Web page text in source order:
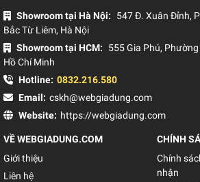
Showroom tại Hà Nội:
547 Đ. Xuân Đỉnh,
Bắc Từ Liêm, Hà Nội
Showroom tại HCM:
555 Gia Phú,
Hồ Chí Minh
Hotline: 0832.216.580
Email: cskh@webgiadung.com
Website: https://webgiadung.com
VỀ WEBGIADUNG.COM
Giới thiệu
Liên hệ
CHÍNH
Chính
nhận